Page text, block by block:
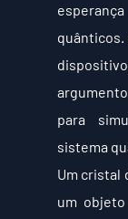
para
sistema
Um cristal
um